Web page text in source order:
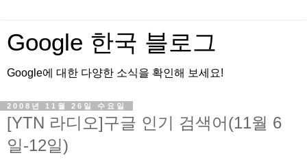
Google 한국 블로그
Google에 대한 다양한 소식을 확인해 보세요!
2008년 11월 26일 수요일
[YTN 라디오]구글 인기 검색어(11월 6
일-12일)